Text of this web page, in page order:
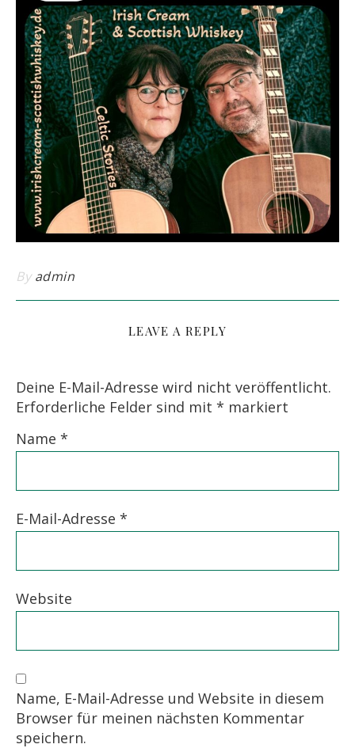
By admin
LEAVE A REPLY
Deine E-Mail-Adresse wird nicht veröffentlicht.
Erforderliche Felder sind mit * markiert
Name *
E-Mail-Adresse *
Website
Name, E-Mail-Adresse und Website in diesem
Browser für meinen nächsten Kommentar
speichern.